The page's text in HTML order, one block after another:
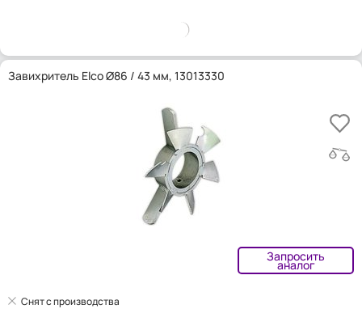
Завихритель Elco Ø86 / 43 мм, 13013330
Запросить
аналог
Снят с производства